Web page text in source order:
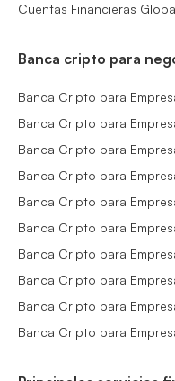
Cuentas Financieras
Banca cripto para
Banca Cripto para
Banca Cripto para
Banca Cripto para
Banca Cripto para
Banca Cripto para
Banca Cripto para
Banca Cripto para
Banca Cripto para
Banca Cripto para
Banca Cripto para